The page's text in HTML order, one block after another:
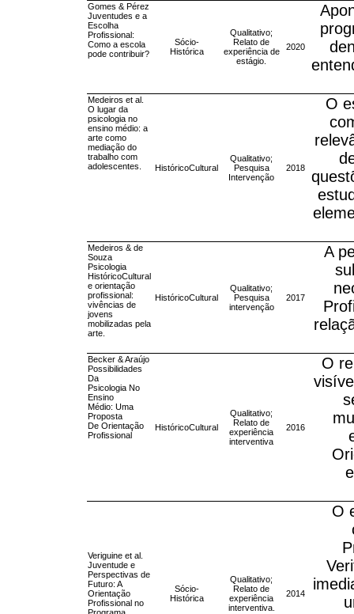
Gomes & Pérez
Juventudes e a
Escolha
Profissional:
Como a escola
pode contribuir?
Sócio-
Histórica
Qualitativo;
Relato de
experiência de
estágio.
2020
Medeiros et al.
O lugar da
psicologia no
ensino médio: a
arte como
mediação do
trabalho com
adolescentes.
HistóricoCultural
Qualitativo;
Pesquisa
Intervenção
2018
O
Medeiros & de
Souza
Psicologia
HistóricoCultural
e orientação
profissional:
vivências de
jovens
mobilizadas pela
arte.
HistóricoCultural
Qualitativo;
Pesquisa
intervenção
2017
A
Becker & Araújo
Possibilidades
Da
Psicologia No
Ensino
Médio: Uma
Proposta
De Orientação
Profissional
HistóricoCultural
Qualitativo;
Relato de
experiência
interventiva
2016
O
Veriguine et al.
Juventude e
Perspectivas de
Futuro: A
Orientação
Profissional no
Programa
Sócio-
Histórica
Qualitativo;
Relato de
experiência
interventiva.
2014
O